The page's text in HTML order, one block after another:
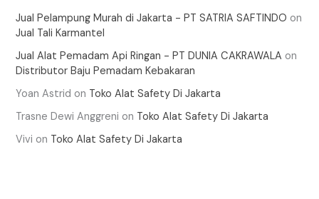
Jual Pelampung Murah di Jakarta - PT SATRIA SAFTINDO on
Jual Tali Karmantel
Jual Alat Pemadam Api Ringan - PT DUNIA CAKRAWALA on
Distributor Baju Pemadam Kebakaran
Yoan Astrid on Toko Alat Safety Di Jakarta
Trasne Dewi Anggreni on Toko Alat Safety Di Jakarta
Vivi on Toko Alat Safety Di Jakarta